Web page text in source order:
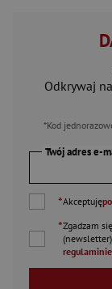
Odkrywaj
*Kod
Twój adres e-
*Akceptuję
*Zgadzam
regulaminie